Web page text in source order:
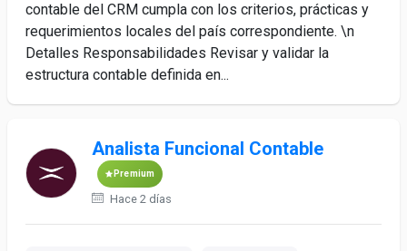
contable del CRM cumpla con los criterios, prácticas y
requerimientos locales del país correspondiente. \n
Detalles Responsabilidades Revisar y validar la
estructura contable definida en...
Analista Funcional Contable
Premium
Hace 2 días